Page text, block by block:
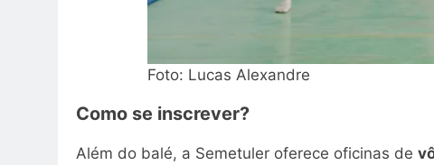
Foto: Lucas Alexandre
Como se inscrever?
Além do balé, a Semetuler oferece oficinas de